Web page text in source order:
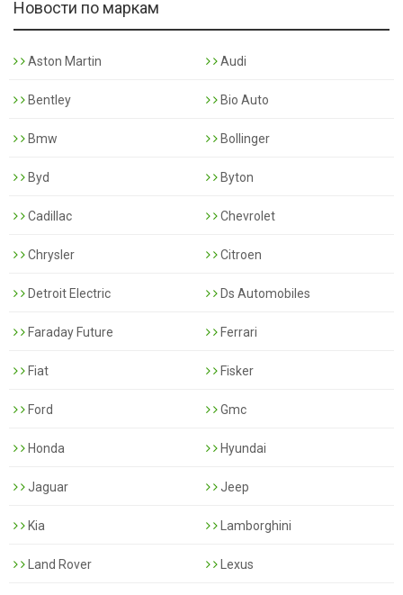
Новости по маркам
Aston Martin Audi
Bentley Bio Auto
Bmw Bollinger
Byd Byton
Cadillac Chevrolet
Chrysler Citroen
Detroit Electric Ds Automobiles
Faraday Future Ferrari
Fiat Fisker
Ford Gmc
Honda Hyundai
Jaguar Jeep
Kia Lamborghini
Land Rover Lexus